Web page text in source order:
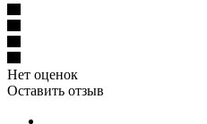
Нет оценок
Оставить отзыв